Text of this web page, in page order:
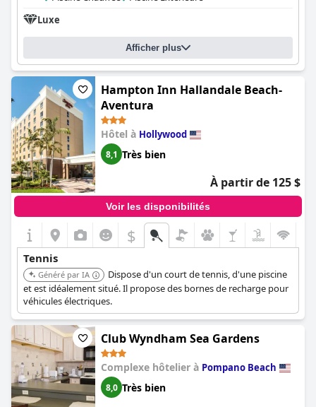
Luxe
Afficher plus
Hampton Inn Hallandale Beach-
Aventura
Hôtel à Hollywood
8,1 Très bien
À partir de 125 $
Voir les disponibilités
$
Tennis
Généré par IA
Dispose d'un court de tennis, d'une piscine
et est idéalement situé. Il propose des bornes de recharge pour
véhicules électriques.
Club Wyndham Sea Gardens
Complexe hôtelier à Pompano Beach
8,0 Très bien